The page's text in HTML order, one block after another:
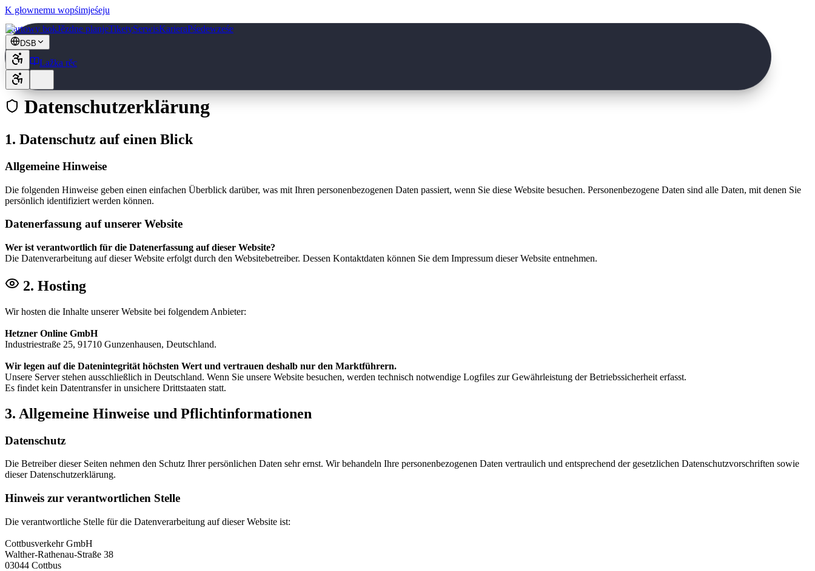
K głownemu wopśimjeśeju
Startowy bokJězdne planjeTiketySerwisKarieraPśedewześe
DSB
Lažka rěc
Datenschutzerklärung
1. Datenschutz auf einen Blick
Allgemeine Hinweise
Die folgenden Hinweise geben einen einfachen Überblick darüber, was mit Ihren personenbezogenen Daten passiert, wenn Sie diese Website besuchen. Personenbezogene Daten sind alle Daten, mit denen Sie
persönlich identifiziert werden können.
Datenerfassung auf unserer Website
Wer ist verantwortlich für die Datenerfassung auf dieser Website?
Die Datenverarbeitung auf dieser Website erfolgt durch den Websitebetreiber. Dessen Kontaktdaten können Sie dem Impressum dieser Website entnehmen.
2. Hosting
Wir hosten die Inhalte unserer Website bei folgendem Anbieter:
Hetzner Online GmbH
Industriestraße 25, 91710 Gunzenhausen, Deutschland.
Wir legen auf die Datenintegrität höchsten Wert und vertrauen deshalb nur den Marktführern.
Unsere Server stehen ausschließlich in Deutschland. Wenn Sie unsere Website besuchen, werden technisch notwendige Logfiles zur Gewährleistung der Betriebssicherheit erfasst.
Es findet kein Datentransfer in unsichere Drittstaaten statt.
3. Allgemeine Hinweise und Pflichtinformationen
Datenschutz
Die Betreiber dieser Seiten nehmen den Schutz Ihrer persönlichen Daten sehr ernst. Wir behandeln Ihre personenbezogenen Daten vertraulich und entsprechend der gesetzlichen Datenschutzvorschriften sowie
dieser Datenschutzerklärung.
Hinweis zur verantwortlichen Stelle
Die verantwortliche Stelle für die Datenverarbeitung auf dieser Website ist:
Cottbusverkehr GmbH
Walther-Rathenau-Straße 38
03044 Cottbus